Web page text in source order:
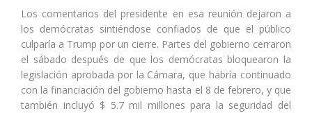
Los comentarios del presidente en esa reunión dejaron a
los demócratas sintiéndose confiados de que el público
culparía a Trump por un cierre. Partes del gobierno cerraron
el sábado después de que los demócratas bloquearon la
legislación aprobada por la Cámara, que habría continuado
con la financiación del gobierno hasta el 8 de febrero, y que
también incluyó $ 5.7 mil millones para la seguridad del